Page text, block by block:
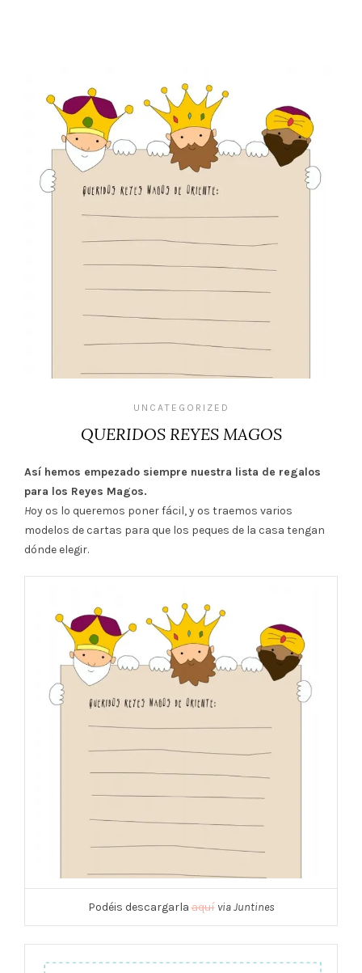
UNCATEGORIZED
QUERIDOS REYES MAGOS
Así hemos empezado siempre nuestra lista de regalos
para los Reyes Magos.
Hoy os lo queremos poner fácil, y os traemos varios
modelos de cartas para que los peques de la casa tengan
dónde elegir.
Podéis descargarlaaquí via Juntines